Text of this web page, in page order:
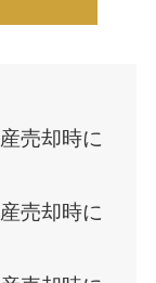
売却時に
売却時に